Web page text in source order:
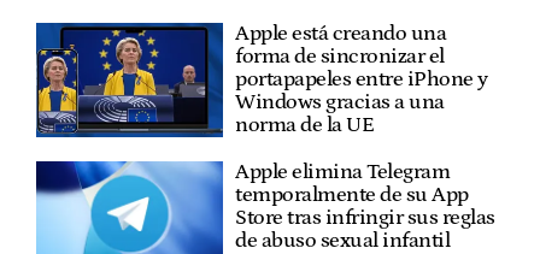
Apple está creando una
forma de sincronizar el
portapapeles entre iPhone y
Windows gracias a una
norma de la UE
Apple elimina Telegram
temporalmente de su App
Store tras infringir sus reglas
de abuso sexual infantil